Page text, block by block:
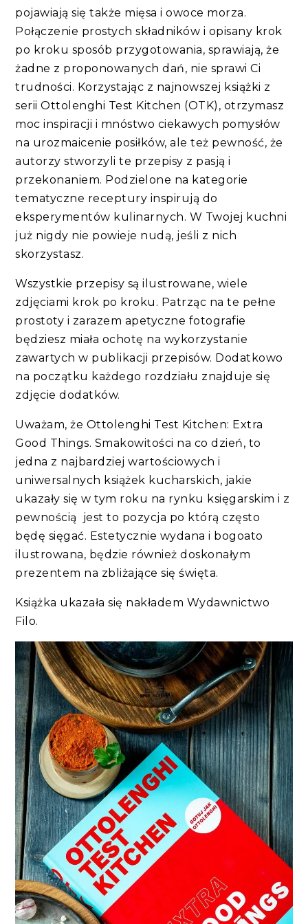
pojawiają się także mięsa i owoce morza.
Połączenie prostych składników i opisany krok
po kroku sposób przygotowania, sprawiają, że
żadne z proponowanych dań, nie sprawi Ci
trudności. Korzystając z najnowszej książki z
serii Ottolenghi Test Kitchen (OTK), otrzymasz
moc inspiracji i mnóstwo ciekawych pomysłów
na urozmaicenie posiłków, ale też pewność, że
autorzy stworzyli te przepisy z pasją i
przekonaniem. Podzielone na kategorie
tematyczne receptury inspirują do
eksperymentów kulinarnych. W Twojej kuchni
już nigdy nie powieje nudą, jeśli z nich
skorzystasz.
Wszystkie przepisy są ilustrowane, wiele
zdjęciami krok po kroku. Patrząc na te pełne
prostoty i zarazem apetyczne fotografie
będziesz miała ochotę na wykorzystanie
zawartych w publikacji przepisów. Dodatkowo
na początku każdego rozdziału znajduje się
zdjęcie dodatków.
Uważam, że Ottolenghi Test Kitchen: Extra
Good Things. Smakowitości na co dzień, to
jedna z najbardziej wartościowych i
uniwersalnych książek kucharskich, jakie
ukazały się w tym roku na rynku księgarskim i z
pewnością jest to pozycja po którą często
będę sięgać. Estetycznie wydana i bogoato
ilustrowana, będzie również doskonałym
prezentem na zbliżające się święta.
Książka ukazała się nakładem Wydawnictwo
Filo.